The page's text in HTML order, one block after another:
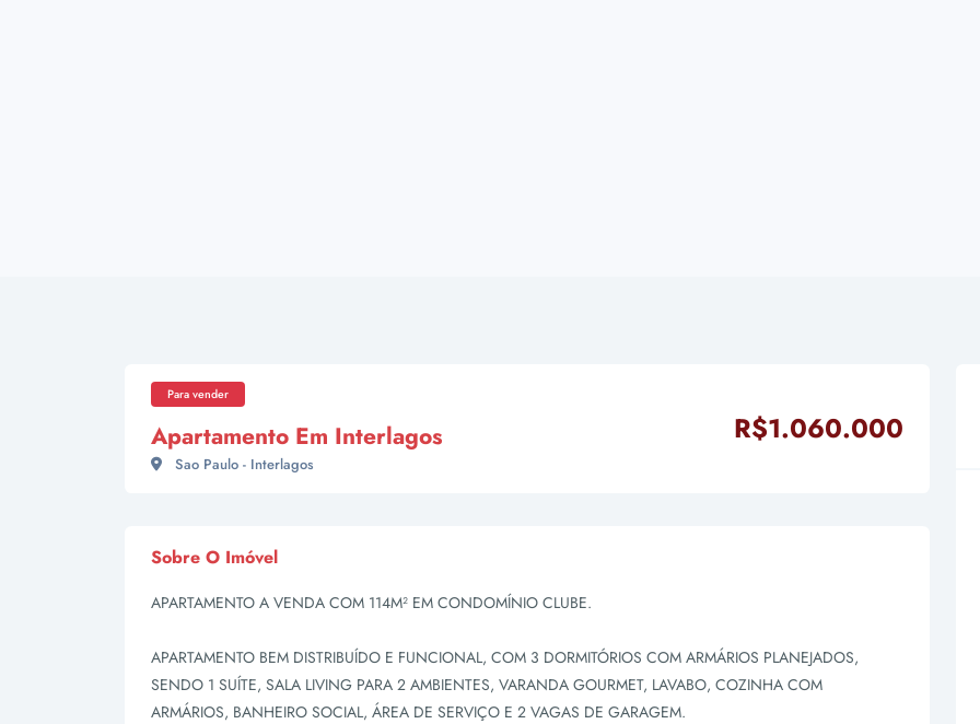
Para vender
Apartamento Em Interlagos
Sao Paulo - Interlagos
R$1.060.000
Sobre O Imóvel
APARTAMENTO A VENDA COM 114M² EM CONDOMÍNIO CLUBE.
APARTAMENTO BEM DISTRIBUÍDO E FUNCIONAL, COM 3 DORMITÓRIOS COM ARMÁRIOS PLANEJADOS,
SENDO 1 SUÍTE, SALA LIVING PARA 2 AMBIENTES, VARANDA GOURMET, LAVABO, COZINHA COM
ARMÁRIOS, BANHEIRO SOCIAL, ÁREA DE SERVIÇO E 2 VAGAS DE GARAGEM.